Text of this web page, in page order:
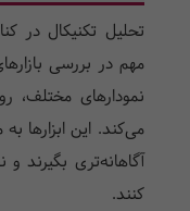
تحلیل تکنیکال در
مهم در بررسی
نمودارهای مختلف،
می‌کند. این ابزارها
آگاهانه‌تری بگیرند
کنند.